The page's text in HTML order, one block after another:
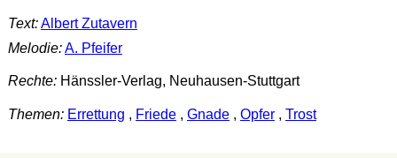
Text:Albert Zutavern
Melodie:A. Pfeifer
Rechte:Hänssler-Verlag, Neuhausen-Stuttgart
Themen: Errettung , Friede, Gnade, Opfer, Trost